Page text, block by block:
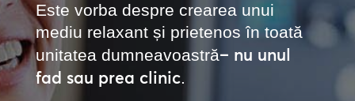
Este vorba despre crearea unui
mediu relaxant și prietenos în toată
unitatea dumneavoastră– nu unul
fad sau prea clinic.